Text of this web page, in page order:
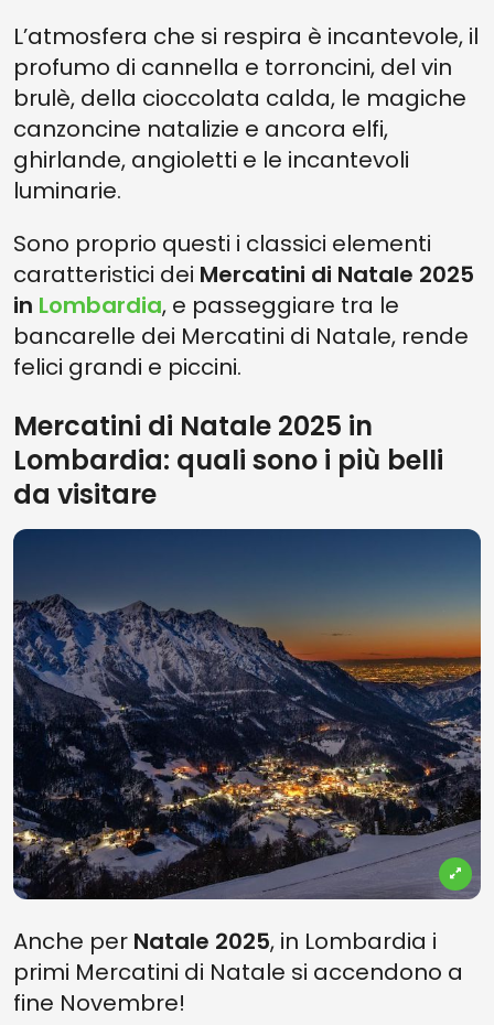
L’atmosfera che si respira è incantevole, il
profumo di cannella e torroncini, del vin
brulè, della cioccolata calda, le magiche
canzoncine natalizie e ancora elfi,
ghirlande, angioletti e le incantevoli
luminarie.
Sono proprio questi i classici elementi
caratteristici dei Mercatini di Natale 2025
in Lombardia, e passeggiare tra le
bancarelle dei Mercatini di Natale, rende
felici grandi e piccini.
Mercatini di Natale 2025 in
Lombardia: quali sono i più belli
da visitare
Anche per Natale 2025, in Lombardia i
primi Mercatini di Natale si accendono a
fine Novembre!